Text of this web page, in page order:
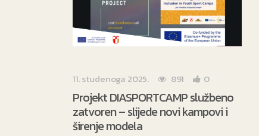
11. studenoga 2025. 891 0
Projekt DIASPORTCAMP službeno
zatvoren – slijede novi kampovi i
širenje modela